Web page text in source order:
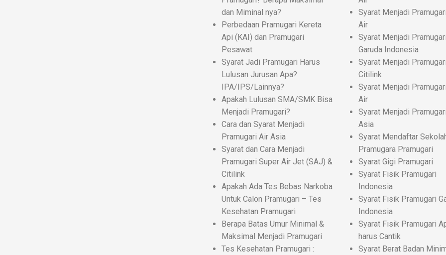
dan Miminal nya?
Perbedaan Pramugari Kereta
Api (KAI) dan Pramugari
Pesawat
Syarat Jadi Pramugari Harus
Lulusan Jurusan Apa?
IPA/IPS/Lainnya?
Apakah Lulusan SMA/SMK Bisa
Menjadi Pramugari?
Cara dan Syarat Menjadi
Pramugari Air Asia
Syarat dan Cara Menjadi
Pramugari Super Air Jet (SAJ) &
Citilink
Apakah Ada Tes Bebas Narkoba
Untuk Calon Pramugari – Tes
Kesehatan Pramugari
Berapa Batas Umur Minimal &
Maksimal Menjadi Pramugari
Tes Kesehatan Pramugari :
Syarat Menjadi
Air
Syarat Menjadi Pramugari
Garuda Indonesia
Syarat Menjadi Pramugari
Citilink
Syarat Menjadi
Air
Syarat Menjadi
Asia
Syarat Mendaftar
Pramugara Pramugari
Syarat Gigi Pramugari
Syarat Fisik Pramugari
Indonesia
Syarat Fisik Pramugari
Indonesia
Syarat Fisik Pramugari
harus Cantik
Syarat Berat Badan